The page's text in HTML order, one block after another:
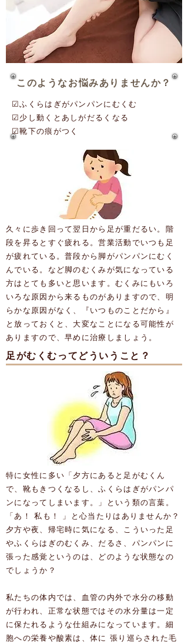
このようなお悩みありませんか？
☑ふくらはぎがパンパンにむくむ
☑少し動くとあしがだるくなる
☑靴下の痕がつく
久々に歩き回って翌日から足が重だるい。階
段を昇るとすぐ疲れる。営業活動でいつも足
が疲れている。普段から脚がパンパンにむく
んでいる。など脚のむくみが気になっている
方はとても多いと思います。むくみにもいろ
いろな原因から来るものがありますので、明
らかな原因がなく、『いつものことだから』
と放っておくと、大変なことになる可能性が
ありますので、早めに治療しましょう。
足がむくむってどういうこと？
特に女性に多い「夕方にあると足がむくん
で、靴もきつくなるし、ふくらはぎがパンパ
ンになってしまいます。」という類の言葉。
「あ！ 私も！ 」と心当たりはありませんか？
夕方や夜、帰宅時に気になる、こういった足
やふくらはぎのむくみ、だるさ、パンパンに
張った感覚というのは、どのような状態なの
でしょうか？
私たちの体内では、血管の内外で水分の移動
が行われ、正常な状態ではその水分量は一定
に保たれるような仕組みになっています。細
胞への栄養や酸素は、体に 張り巡らされた毛